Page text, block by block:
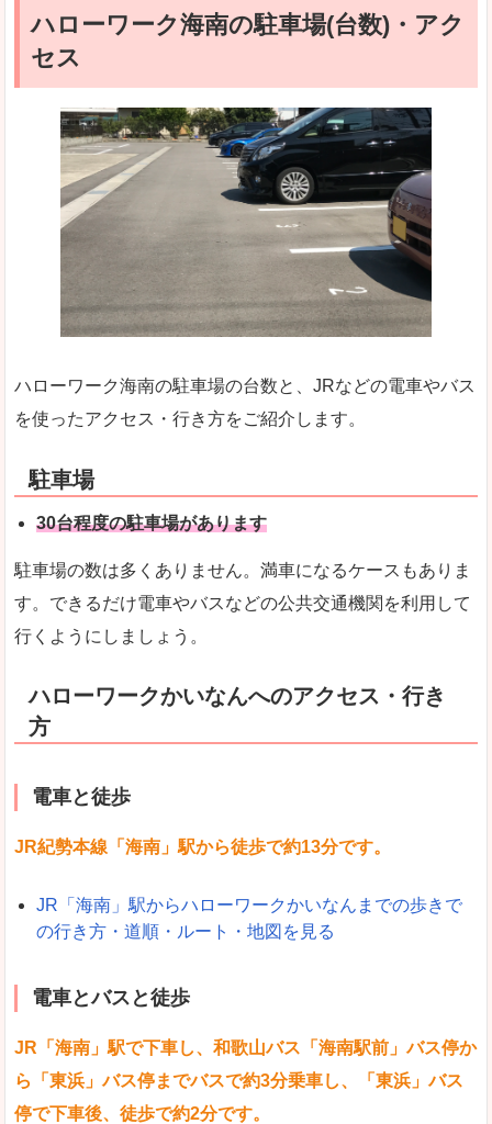
ハローワーク海南の駐車場(台数)・アク
セス
ハローワーク海南の駐車場の台数と、JRなどの電車やバス
を使ったアクセス・行き方をご紹介します。
駐車場
30台程度の駐車場があります
駐車場の数は多くありません。満車になるケースもありま
す。できるだけ電車やバスなどの公共交通機関を利用して
行くようにしましょう。
ハローワークかいなんへのアクセス・行き
方
電車と徒歩
JR紀勢本線「海南」駅から徒歩で約13分です。
JR「海南」駅からハローワークかいなんまでの歩きで
の行き方・道順・ルート・地図を見る
電車とバスと徒歩
JR「海南」駅で下車し、和歌山バス「海南駅前」バス停か
ら「東浜」バス停までバスで約3分乗車し、「東浜」バス
停で下車後、徒歩で約2分です。